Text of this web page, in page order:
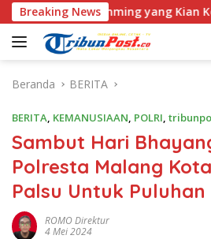
Langsung
ke
konten
Breaking News
yang Kian Kompleks
Beranda BERITA
BERITA, KEMANUSIAAN, POLRI,
Sambut Hari
Polresta Malang
Palsu Untuk
ROMO Direktur
4 Mei 2024